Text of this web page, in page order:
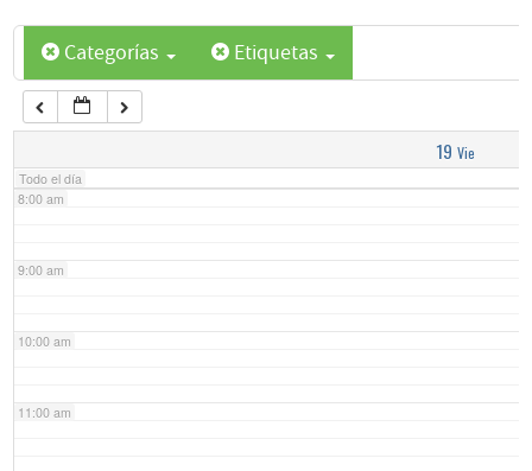
Categorías Etiquetas
19 Vie
Todo el día
6:00 am
7:00 am
8:00 am
9:00 am
10:00 am
11:00 am